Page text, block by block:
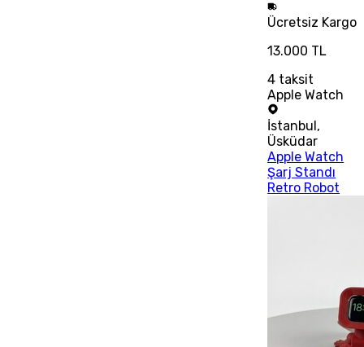
Ücretsiz Kargo
13.000 TL
4 taksit
Apple Watch
İstanbul,
Üsküdar
Apple Watch
Şarj Standı
Retro Robot